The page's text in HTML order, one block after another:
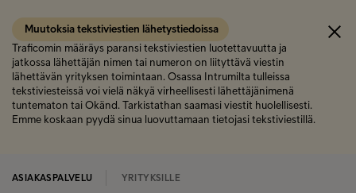
Muutoksia tekstiviestien lähetystiedoissa
Traficomin määräys paransi tekstiviestien luotettavuutta ja
jatkossa lähettäjän nimen tai numeron on liityttävä viestin
lähettävän yrityksen toimintaan. Osassa Intrumilta tulleissa
tekstiviesteissä voi vielä näkyä virheellisesti lähettäjänimenä
tuntematon tai Okänd. Tarkistathan saamasi viestit huolellisesti.
Emme koskaan pyydä sinua luovuttamaan tietojasi tekstiviestillä.
ASIAKASPALVELU YRITYKSILLE